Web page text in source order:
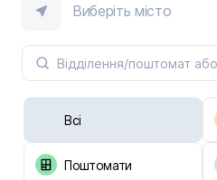
Виберіть місто
Всі
Поштомати